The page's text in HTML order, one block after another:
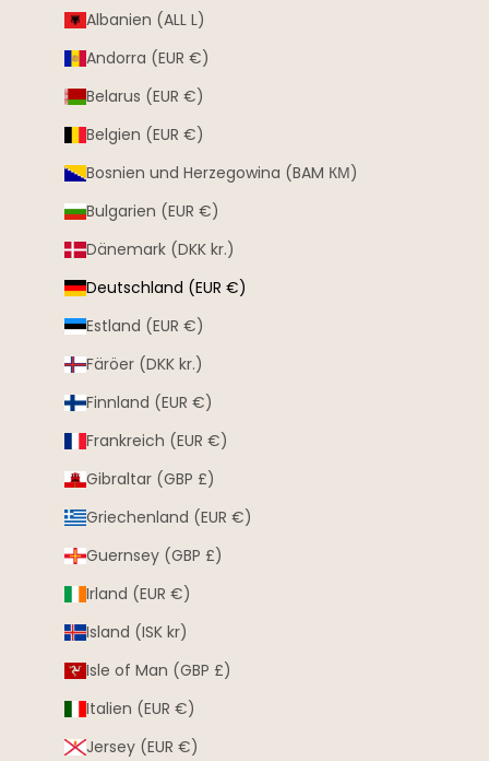
Albanien (ALL L)
Andorra (EUR €)
Belarus (EUR €)
Belgien (EUR €)
Bosnien und Herzegowina (BAM КМ)
Bulgarien (EUR €)
Dänemark (DKK kr.)
Deutschland (EUR €)
Estland (EUR €)
Färöer (DKK kr.)
Finnland (EUR €)
Frankreich (EUR €)
Gibraltar (GBP £)
Griechenland (EUR €)
Guernsey (GBP £)
Irland (EUR €)
Island (ISK kr)
Isle of Man (GBP £)
Italien (EUR €)
Jersey (EUR €)